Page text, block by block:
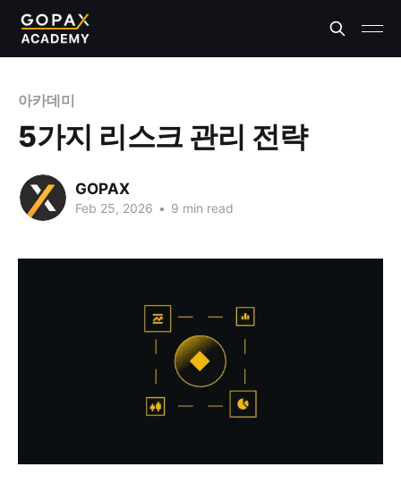
아카데미
5가지 리스크 관리 전략
GOPAX
Feb 25, 2026 • 9 min read